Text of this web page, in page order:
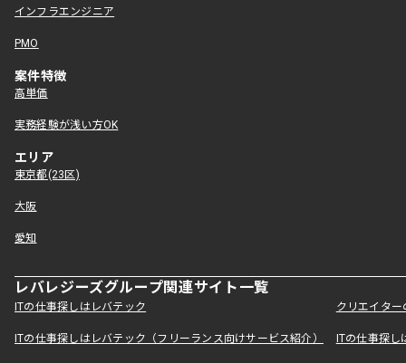
インフラエンジニア
PMO
案件特徴
高単価
実務経験が浅い方OK
エリア
東京都(23区)
大阪
愛知
レバレジーズグループ関連サイト一覧
ITの仕事探しはレバテック クリエイタ
ITの仕事探しはレバテック（フリーランス向けサービス紹介） ITの仕事探